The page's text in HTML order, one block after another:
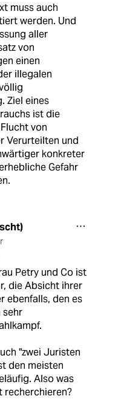
muss auch
werden. Und
aller
von
einen
illegalen
Ziel eines
ist die
von
Verurteilten und
konkreter
Gefahr
Petry und Co ist
die Absicht ihrer
ebenfalls, den es
sehr
"zwei Juristen
den meisten
Also was
recherchieren?